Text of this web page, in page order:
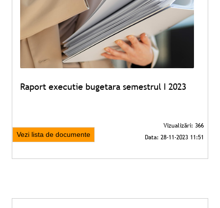
Raport executie bugetara semestrul I 2023
Vezi lista de documente